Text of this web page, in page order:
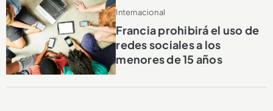
Internacional
Francia prohibirá el uso de
redes sociales a los
menores de 15 años